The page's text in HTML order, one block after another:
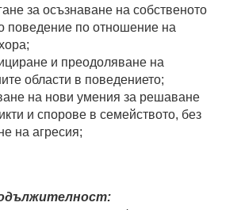
за осъзнаване на собственото
поведение по отношение на
и преодоляване на
области в поведението;
на нови умения за решаване
и спорове в семейството, без
на агресия;